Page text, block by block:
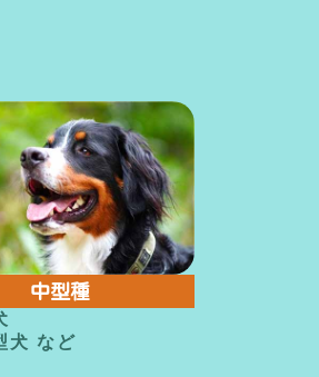
中型種
犬 など